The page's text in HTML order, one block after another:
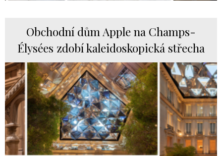
Obchodní dům Apple na Champs-
Élysées zdobí kaleidoskopická střecha